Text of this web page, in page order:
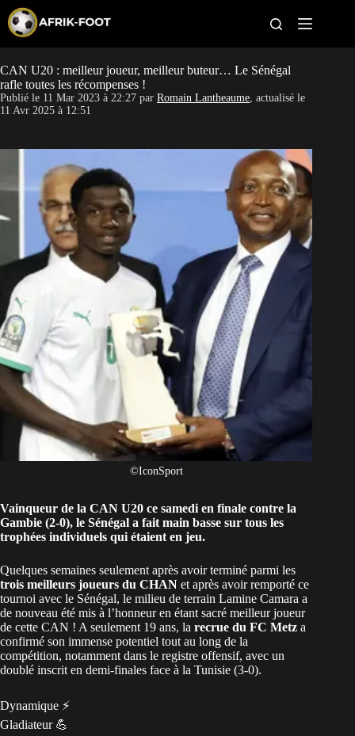
p
o
c
o
e
CAN féminine
Pays
Classement
Paris sportifs
CAN U20 : meilleur joueur, meilleur buteur… Le Sénégal
rafle toutes les récompenses !
Publié le 11 Mar 2023 à 22:27 par Romain Lantheaume, actualisé le
11 Avr 2025 à 12:51
©IconSport
Vainqueur de la CAN U20 ce samedi en finale contre la
Gambie (2-0), le Sénégal a fait main basse sur tous les
trophées individuels qui étaient en jeu.
Quelques semaines seulement après avoir terminé parmi les
trois meilleurs joueurs du CHAN et après avoir remporté ce
tournoi avec le Sénégal, le milieu de terrain Lamine Camara a
de nouveau été mis à l’honneur en étant sacré meilleur joueur
de cette CAN ! A seulement 19 ans, la recrue du FC Metz a
confirmé son immense potentiel tout au long de la
compétition, notamment dans le registre offensif, avec un
doublé inscrit en demi-finales face à la Tunisie (3-0).
Dynamique ⚡️
Gladiateur 💪